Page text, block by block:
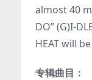
almost 40
DO” (G)I-
HEAT will
专辑曲目：